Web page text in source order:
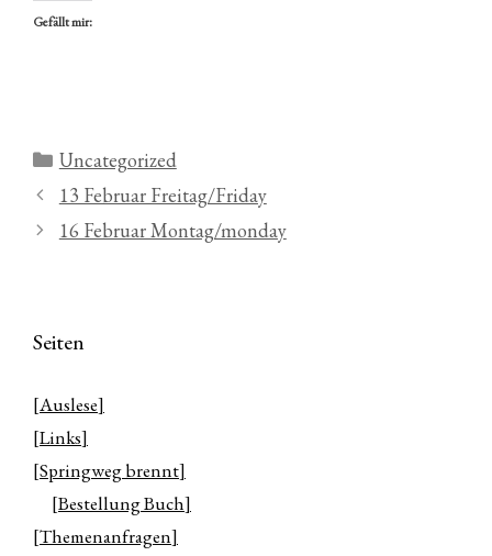
Gefällt mir:
Kategorien
Uncategorized
13 Februar Freitag/Friday
16 Februar Montag/monday
Seiten
[Auslese]
[Links]
[Springweg brennt]
[Bestellung Buch]
[Themenanfragen]